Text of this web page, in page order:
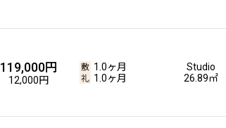
119,000円
12,000円
1.0ヶ月
1.0ヶ月
Studio
26.89㎡